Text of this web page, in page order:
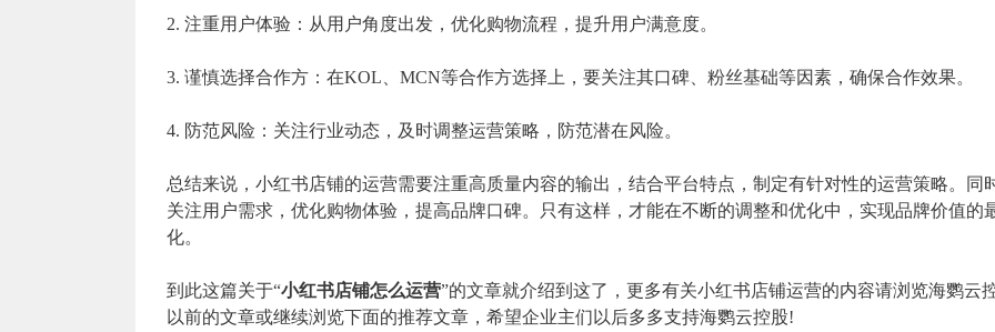
2. 注重用户体验：从用户角度出发，优化购物流程，提升用户满意度。
3. 谨慎选择合作方：在KOL、MCN等合作方选择上，要关注其口碑、粉丝基础等因素，确保合作效果。
4. 防范风险：关注行业动态，及时调整运营策略，防范潜在风险。
总结来说，小红书店铺的运营需要注重高质量内容的输出，结合平台特点，制定有针对性的运营策略。同
关注用户需求，优化购物体验，提高品牌口碑。只有这样，才能在不断的调整和优化中，实现品牌价值的
化。
到此这篇关于“小红书店铺怎么运营”的文章就介绍到这了，更多有关小红书店铺运营的内容请浏览海鹦云
以前的文章或继续浏览下面的推荐文章，希望企业主们以后多多支持海鹦云控股!